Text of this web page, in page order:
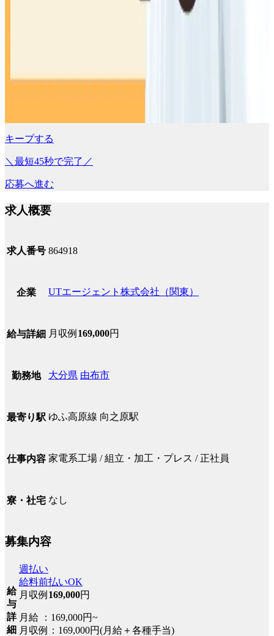
キープする
＼最短45秒で完了／
応募へ進む
求人概要
求人番号 864918
企業 UTエージェント株式会社（関東）
給与詳細 月収例 169,000円
勤務地 大分県 由布市
最寄り駅 ゆふ高原線 向之原駅
仕事内容 家電系工場 / 組立・加工・プレス / 正社員
寮・社宅 なし
募集内容
給
与
詳
細
週払い
給料前払いOK
月収例 169,000円
月給 ：169,000円~
月収例：169,000円(月給＋各種手当)